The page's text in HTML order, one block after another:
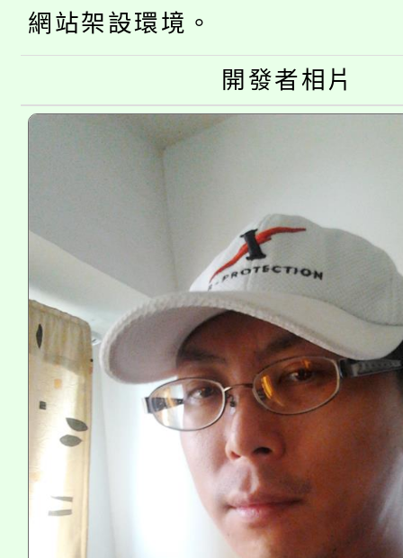
生本土語及新住民語歌
公告本校115學年度第
代理(課)教師甄選結果
公告本校115學年度第
代理(課)教師甄選結果(
轉知中國文化大學推廣
《TA101》溝通分析基
程，歡迎學生輔導中心
心理、諮商輔導、社會
系所師生報名參加。
網站架設環境。
開發者相片